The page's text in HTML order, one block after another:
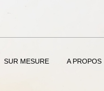
SUR MESURE A PROPOS